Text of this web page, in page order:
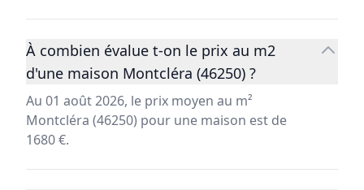
À combien évalue t-on le prix au m2
d'une maison Montcléra (46250) ?
Au 01 août 2026, le prix moyen au m²
Montcléra (46250) pour une maison est de
1680 €.